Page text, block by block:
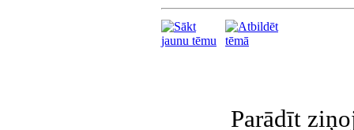
Parādīt